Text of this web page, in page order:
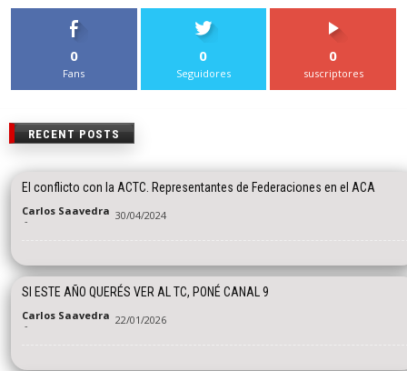
0
Fans
0
Seguidores
0
suscriptores
RECENT POSTS
El conflicto con la ACTC. Representantes de Federaciones en el ACA
Carlos Saavedra
- 30/04/2024
SI ESTE AÑO QUERÉS VER AL TC, PONÉ CANAL 9
Carlos Saavedra
- 22/01/2026